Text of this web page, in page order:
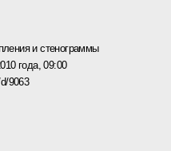
и стенограммы
года, 09:00
9063